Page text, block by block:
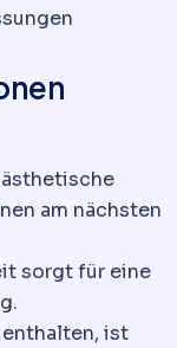
am nächsten
sorgt für eine
ist